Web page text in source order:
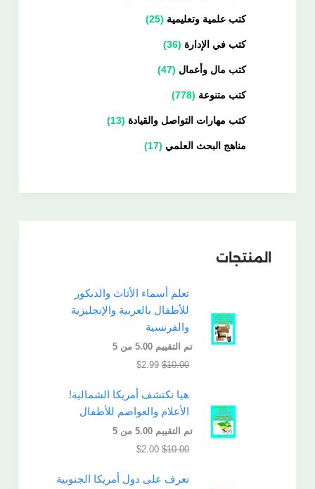
كتب علمية وتعليمية 25
كتب في الإدارة 36
كتب مال وأعمال 47
كتب متنوعة 778
كتب مهارات التواصل والقيادة 13
مناهج البحث العلمي 17
المنتجات
تعلم أسماء الأثاث والديكور
للأطفال بالعربية والإنجليزية
والفرنسية
تم التقييم 5.00من 5
$10.00
$2.99
هيا نكتشف أمريكا الشمالية!
الأعلام والعواصم للأطفال
تم التقييم 5.00من 5
$10.00
$2.00
تعرف على دول أمريكا الجنوبية